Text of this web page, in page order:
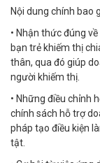
Nội dung chính bao
• Nhận thức đúng
bạn trẻ khiếm thị
thân, qua đó giúp
người khiếm thị.
• Những điều chỉnh
chính sách hỗ trợ
pháp tạo điều kiện
tật.